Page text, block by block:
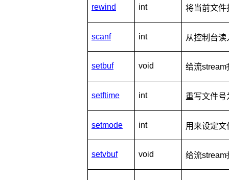
rewind int 将当前文件
scanf int 从控制台
setbuf void 给流stream
setftime int 重写文件号
setmode int 用来设定文
setvbuf void 给流stream